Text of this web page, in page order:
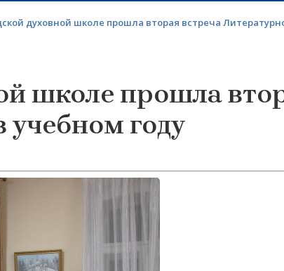
духовной школе прошла вторая встреча
школе прошла
учебном году